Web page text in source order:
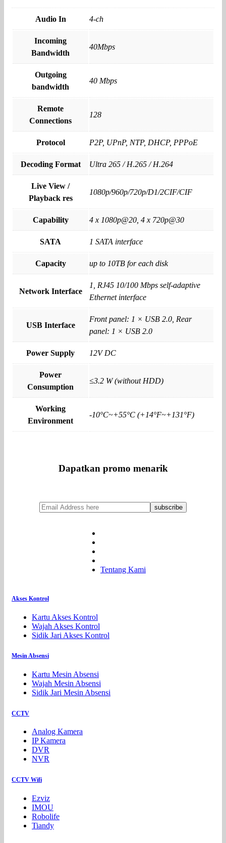
Audio In 4-ch
Incoming
Bandwidth
40Mbps
Outgoing
bandwidth
40 Mbps
Remote
Connections
128
Protocol P2P, UPnP, NTP, DHCP, PPPoE
Decoding Format Ultra 265 / H.265 / H.264
Live View /
Playback res
1080p/960p/720p/D1/2CIF/CIF
Capability 4 x 1080p@20, 4 x 720p@30
SATA 1 SATA interface
Capacity up to 10TB for each disk
Network Interface
1, RJ45 10/100 Mbps self-adaptive
Ethernet interface
USB Interface
Front panel: 1 × USB 2.0, Rear
panel: 1 × USB 2.0
Power Supply 12V DC
Power
Consumption
≤3.2 W (without HDD)
Working
Environment
-10°C~+55°C (+14°F~+131°F)
Dapatkan promo menarik
Tentang Kami
Akses Kontrol
Kartu Akses Kontrol
Wajah Akses Kontrol
Sidik Jari Akses Kontrol
Mesin Absensi
Kartu Mesin Absensi
Wajah Mesin Absensi
Sidik Jari Mesin Absensi
CCTV
Analog Kamera
IP Kamera
DVR
NVR
CCTV Wifi
Ezviz
IMOU
Robolife
Tiandy